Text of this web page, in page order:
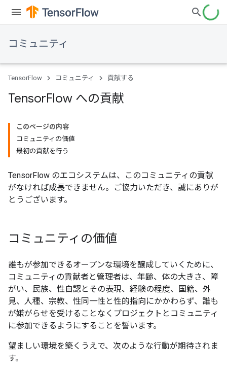
コミュニティ
TensorFlow コミュニティ 貢献する
TensorFlow への貢献
このページの内容
コミュニティの価値
最初の貢献を行う
TensorFlow のエコシステムは、このコミュニティの貢献
がなければ成長できません。ご協力いただき、誠にありが
とうございます。
コミュニティの価値
誰もが参加できるオープンな環境を醸成していくために、
コミュニティの貢献者と管理者は、年齢、体の大きさ、障
がい、民族、性自認とその表現、経験の程度、国籍、外
見、人種、宗教、性同一性と性的指向にかかわらず、誰も
が嫌がらせを受けることなくプロジェクトとコミュニティ
に参加できるようにすることを誓います。
望ましい環境を築くうえで、次のような行動が期待されま
す。